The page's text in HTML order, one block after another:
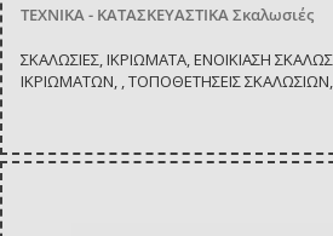
ΤΕΧΝΙΚΑ - ΚΑΤΑΣΚΕΥΑΣΤΙΚΑΣκαλωσιές
ΣΚΑΛΩΣΙΕΣ, ΙΚΡΙΩΜΑΤΑ, ΕΝΟΙΚΙΑΣΗ
ΙΚΡΙΩΜΑΤΩΝ, , ΤΟΠΟΘΕΤΗΣΕΙΣ